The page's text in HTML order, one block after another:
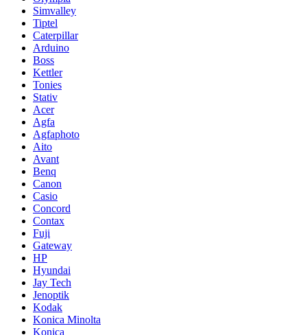
Simvalley
Tiptel
Caterpillar
Arduino
Boss
Kettler
Tonies
Stativ
Acer
Agfa
Agfaphoto
Aito
Avant
Benq
Canon
Casio
Concord
Contax
Fuji
Gateway
HP
Hyundai
Jay Tech
Jenoptik
Kodak
Konica Minolta
Konica